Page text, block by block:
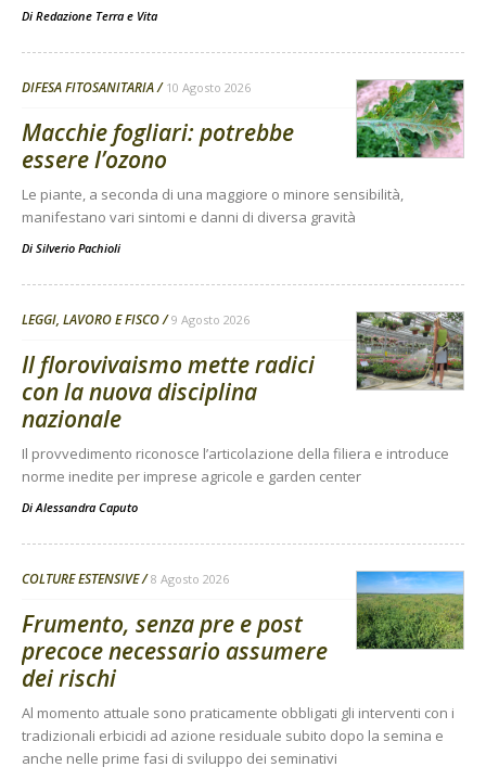
Di Redazione Terra e Vita
DIFESA FITOSANITARIA 10 Agosto 2026
Macchie fogliari: potrebbe
essere l’ozono
Le piante, a seconda di una maggiore o minore sensibilità,
manifestano vari sintomi e danni di diversa gravità
Di Silverio Pachioli
LEGGI, LAVORO E FISCO 9 Agosto 2026
Il florovivaismo mette radici
con la nuova disciplina
nazionale
Il provvedimento riconosce l’articolazione della filiera e introduce
norme inedite per imprese agricole e garden center
DiAlessandra Caputo
COLTURE ESTENSIVE 8 Agosto 2026
Frumento, senza pre e post
precoce necessario assumere
dei rischi
Al momento attuale sono praticamente obbligati gli interventi con i
tradizionali erbicidi ad azione residuale subito dopo la semina e
anche nelle prime fasi di sviluppo dei seminativi